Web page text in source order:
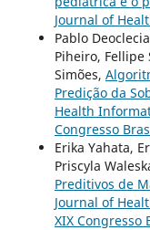
Journal of
Pablo
Piheiro, Fellipe
Simões,
Predição da
Health
Congresso
Erika Yahata,
Priscyla
Preditivos de
Journal of
XIX